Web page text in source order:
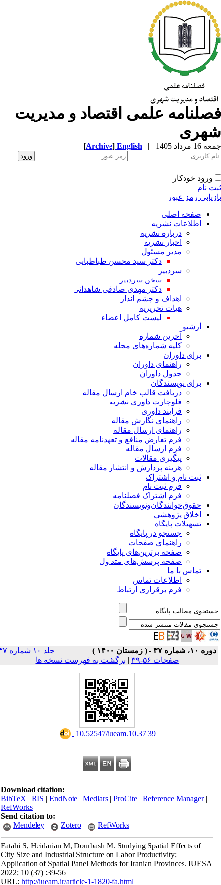
علمی اقتصاد و مدیریت
مرداد 1405 |
English
[Archive]
ورود خودکار
نام
رمز عبور
صفحه اصلی
اطلاعات نشریه
درباره نشریه
اخبار نشریه
مدیر مسئول
دکتر سید محسن طباطبایی
سردبیر
سخن سردبیر
دکتر مهدی صادقی شاهدانی
اهداف و چشم انداز
هیات تحریریه
لیست کامل اعضاء
آرشیو
آخرین شماره
کلیه شماره‌های مجله
برای داوران
راهنمای داوران
جدول داوران
برای نویسندگان
دریافت قالب خام ارسال مقاله
فلوچارت داوری نشریه
فرایند داوری
راهنمای نگارش مقاله
راهنمای ارسال مقاله
فرم تعارض منافع و تعهدنامه مقاله
فرم ارسال مقاله
پیگیری مقالات
هزینه پردازش و انتشار مقاله
ثبت نام و اشتراک
فرم ثبت نام
فرم اشتراک فصلنامه
حقوق‌خوانندگان‌و‌نویسندگان
اخلاق پژوهشی
تسهیلات پایگاه
جستجو در پایگاه
راهنمای صفحات
صفحه برترین‌های پایگاه
صفحه پرسش‌های متداول
تماس با ما
اطلاعات تماس
فرم برقراری ارتباط
۱۰، شماره ۳۷ - ( زمستان ۱۴۰۰ )
جلد ۱۰ شماره ۳۷
صفحات ۵۶-۳۹
|برگشت به فهرست نسخه ها
‎ 10.52547/iueam.10.37.39
Download citation:
BibTeX|RIS|EndNote|Medlars|ProCite|Reference Manager
RefWorks
Send citation to:
Mendeley
Zotero RefWorks
Fatahi S, Heidarian M, Dourbash M. Studying Spatial Effects of
City Size and Industrial Structure on Labor Productivity;
Application of Spatial Panel Methods for Iranian Provinces. IUESA
2022; 10 (37) :39-56
URL:http://iueam.ir/article-1-1820-fa.html